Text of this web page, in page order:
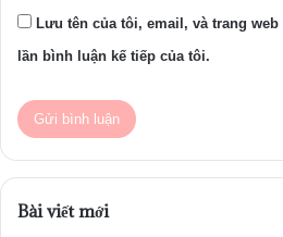
Lưu tên của tôi, email, và trang
lần bình luận kế tiếp của tôi.
Bài viết mới